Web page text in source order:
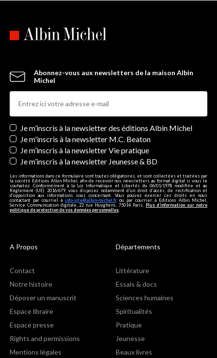
Abonnez-vous aux newsletters de la maison Albin
Michel
Newsletters
Je m’inscris à la newsletter des éditions Albin Michel
Je m'inscris à la newsletter M.C. Beaton
Je m’inscris à la newsletter Vie pratique
Je m’inscris à la newsletter Jeunesse & BD
Les informations dans ce formulaire sont toutes obligatoires, et sont collectées et traitées par
la société Editions Albin Michel, afin de recevoir nos newsletters au format digital si vous le
souhaitez. Conformément à la Loi Informatique et Libertés du 06/01/1978 modifiée et au
Règlement (UE) 2016/679, vous disposez notamment d'un droit d'accès, de rectification et
d’opposition aux informations vous concernant. Vous pouvez exercer ces droits en nous
contactant par courriel à info-site@albin-michel.fr ou par courrier à Editions Albin Michel,
Service Communication digitale, 22 rue Huyghens, 75014 Paris. Plus d’information sur notre
politique de protection de vos données personnelles
A Propos
Contact
Notre histoire
Déposer un manuscrit
Espace libraire
Espace presse
Rights and permissions
Mentions légales
Départements
Littérature
Essais & docs
Sciences humaines
Spiritualités
Pratique
Jeunesse
Beaux livres